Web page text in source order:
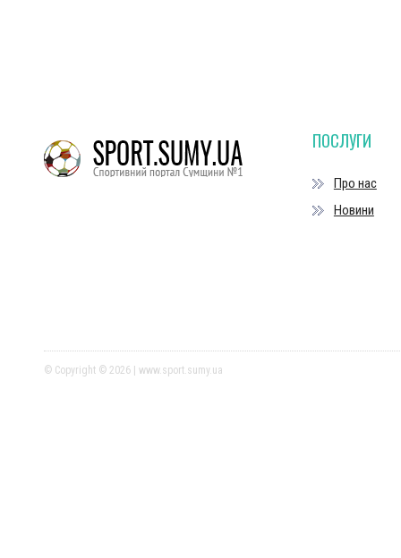
ПОСЛУГИ
Про нас
Новини
© Copyright © 2026 | www.sport.sumy.ua